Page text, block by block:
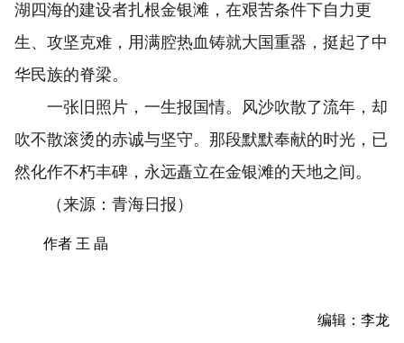
湖四海的建设者扎根金银滩，在艰苦条件下自力更
生、攻坚克难，用满腔热血铸就大国重器，挺起了中
华民族的脊梁。
一张旧照片，一生报国情。风沙吹散了流年，却
吹不散滚烫的赤诚与坚守。那段默默奉献的时光，已
然化作不朽丰碑，永远矗立在金银滩的天地之间。
（来源：青海日报）
作者 王 晶
编辑：李龙